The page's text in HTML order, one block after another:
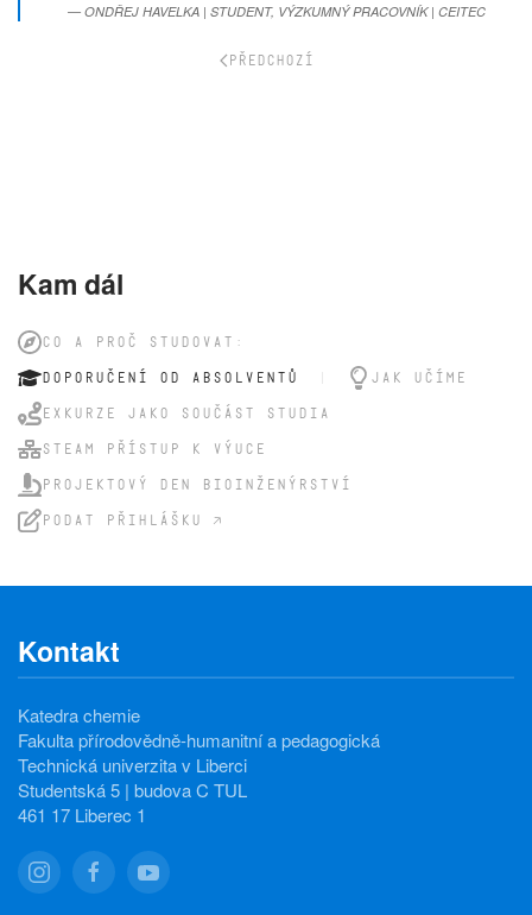
ONDŘEJ HAVELKA | STUDENT, VÝZKUMNÝ PRACOVNÍK | CEITEC
PŘEDCHOZÍ
Kam dál
CO A PROČ STUDOVAT:
DOPORUČENÍ OD ABSOLVENTŮ
JAK UČÍME
EXKURZE JAKO SOUČÁST STUDIA
STEAM PŘÍSTUP K VÝUCE
PROJEKTOVÝ DEN BIOINŽENÝRSTVÍ
PODAT PŘIHLÁŠKU 🡥
Kontakt
Katedra chemie
Fakulta přírodovědně-humanitní a pedagogická
Technická univerzita v Liberci
Studentská 5 | budova C TUL
461 17 Liberec 1